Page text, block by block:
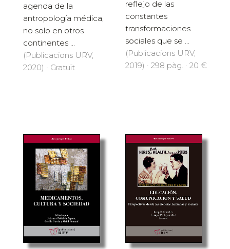
agenda de la
antropología médica,
no solo en otros
continentes ...
(Publicacions URV,
2020) · Gratuït
reflejo de las
constantes
transformaciones
sociales que se ...
(Publicacions URV,
2019) · 298 pàg. · 20 €